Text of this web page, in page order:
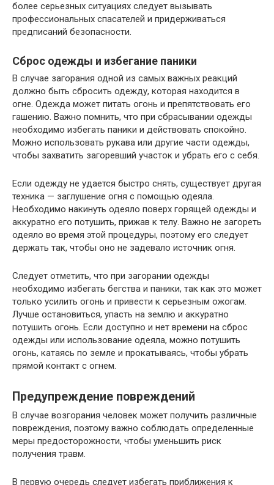
более серьезных ситуациях следует вызывать
профессиональных спасателей и придерживаться
предписаний безопасности.
Сброс одежды и избегание паники
В случае загорания одной из самых важных реакций
должно быть сбросить одежду, которая находится в
огне. Одежда может питать огонь и препятствовать его
гашению. Важно помнить, что при сбрасывании одежды
необходимо избегать паники и действовать спокойно.
Можно использовать рукава или другие части одежды,
чтобы захватить загоревший участок и убрать его с себя.
Если одежду не удается быстро снять, существует другая
техника — заглушение огня с помощью одеяла.
Необходимо накинуть одеяло поверх горящей одежды и
аккуратно его потушить, прижав к телу. Важно не загореть
одеяло во время этой процедуры, поэтому его следует
держать так, чтобы оно не задевало источник огня.
Следует отметить, что при загорании одежды
необходимо избегать бегства и паники, так как это может
только усилить огонь и привести к серьезным ожогам.
Лучше остановиться, упасть на землю и аккуратно
потушить огонь. Если доступно и нет времени на сброс
одежды или использование одеяла, можно потушить
огонь, катаясь по земле и прокатываясь, чтобы убрать
прямой контакт с огнем.
Предупреждение повреждений
В случае возгорания человек может получить различные
повреждения, поэтому важно соблюдать определенные
меры предосторожности, чтобы уменьшить риск
получения травм.
В первую очередь следует избегать приближения к